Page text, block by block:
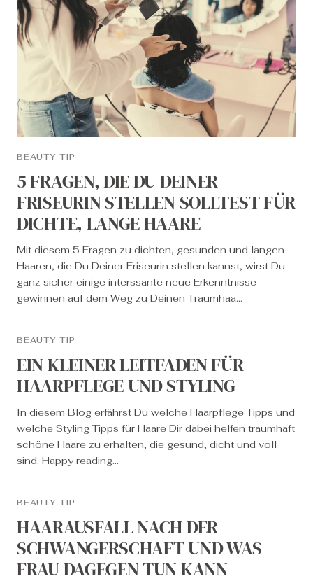
BEAUTY TIP
5 FRAGEN, DIE DU DEINER
FRISEURIN STELLEN SOLLTEST FÜR
DICHTE, LANGE HAARE
Mit diesem 5 Fragen zu dichten, gesunden und langen
Haaren, die Du Deiner Friseurin stellen kannst, wirst Du
ganz sicher einige interssante neue Erkenntnisse
gewinnen auf dem Weg zu Deinen Traumhaa...
BEAUTY TIP
EIN KLEINER LEITFADEN FÜR
HAARPFLEGE UND STYLING
In diesem Blog erfährst Du welche Haarpflege Tipps und
welche Styling Tipps für Haare Dir dabei helfen traumhaft
schöne Haare zu erhalten, die gesund, dicht und voll
sind. Happy reading...
BEAUTY TIP
HAARAUSFALL NACH DER
SCHWANGERSCHAFT UND WAS
FRAU DAGEGEN TUN KANN